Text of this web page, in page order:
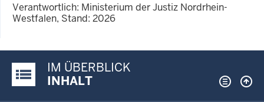
Verantwortlich: Ministerium der Justiz Nordrhein-
Westfalen, Stand: 2026
Justiz-Portal im Überblick:
IM ÜBERBLICK
INHALT